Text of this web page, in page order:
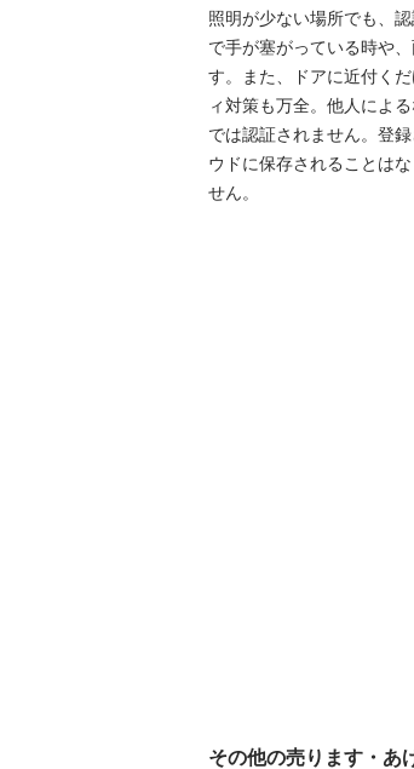
照明が少ない場所でも、
で手が塞がっている時や
す。また、ドアに近付く
ィ対策も万全。他人によ
では認証されません。登
ウドに保存されることは
せん。
その他の売ります・あ